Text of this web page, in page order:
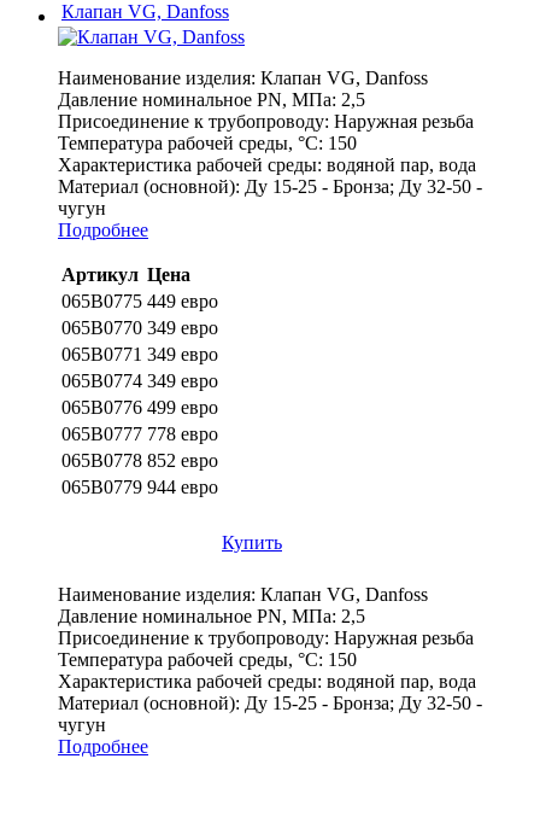
Клапан VG, Danfoss
Наименование изделия: Клапан VG, Danfoss
Давление номинальное PN, МПа: 2,5
Присоединение к трубопроводу: Наружная резьба
Температура рабочей среды, °С: 150
Характеристика рабочей среды: водяной пар, вода
Материал (основной): Ду 15-25 - Бронза; Ду 32-50 -
чугун
Подробнее
Артикул Цена
065B0775 449 евро
065B0770 349 евро
065B0771 349 евро
065B0774 349 евро
065B0776 499 евро
065B0777 778 евро
065B0778 852 евро
065B0779 944 евро
Купить
Наименование изделия: Клапан VG, Danfoss
Давление номинальное PN, МПа: 2,5
Присоединение к трубопроводу: Наружная резьба
Температура рабочей среды, °С: 150
Характеристика рабочей среды: водяной пар, вода
Материал (основной): Ду 15-25 - Бронза; Ду 32-50 -
чугун
Подробнее